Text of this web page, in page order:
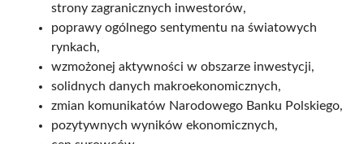
strony zagranicznych inwestorów,
poprawy ogólnego sentymentu na światowych
rynkach,
wzmożonej aktywności w obszarze inwestycji,
solidnych danych makroekonomicznych,
zmian komunikatów Narodowego Banku Polskiego,
pozytywnych wyników ekonomicznych,